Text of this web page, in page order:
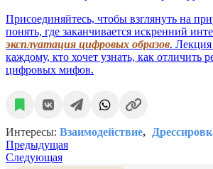
Присоединяйтесь, чтобы взглянуть на
понять, где заканчивается искренний
эксплуатация цифровых образов. Лекция
каждому, кто хочет узнать, как отличить
цифровых мифов.
Интересы: Взаимодействие
Предыдущая
Следующая